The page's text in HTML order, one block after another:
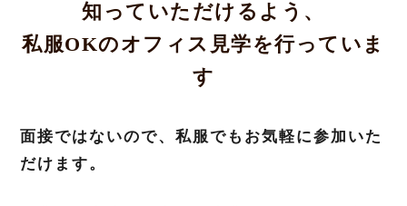
知っていただけるよう、
私服OKのオフィス見学を行っていま
す
面接ではないので、私服でもお気軽に参加いた
だけます。